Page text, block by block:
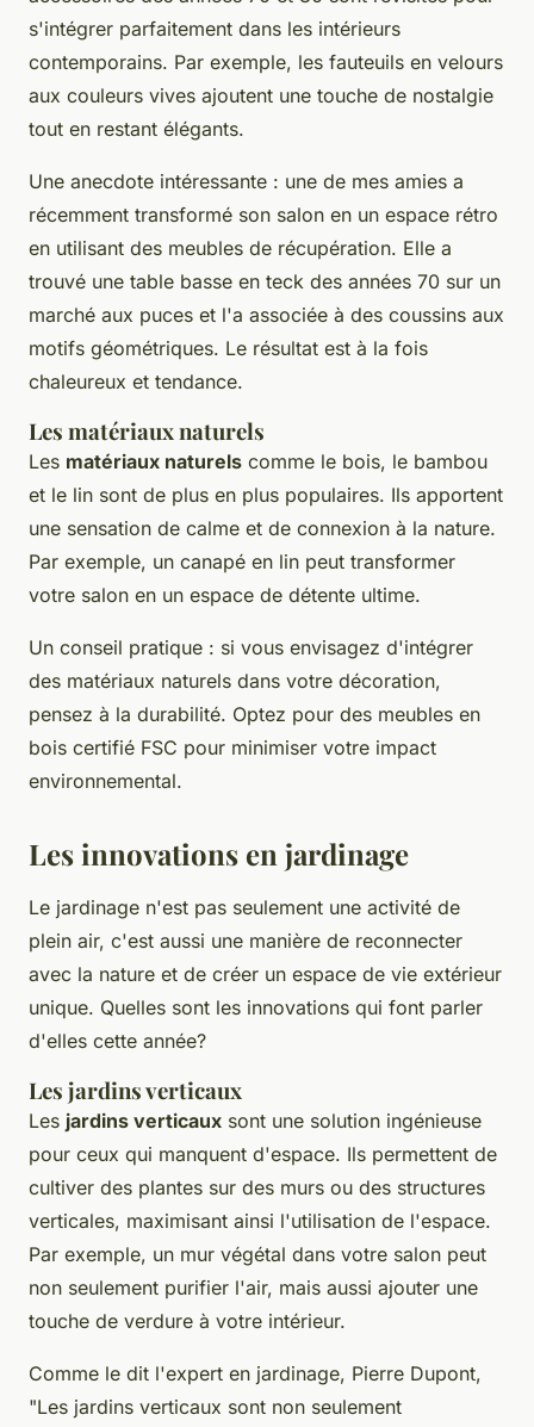
s'intégrer parfaitement dans les intérieurs
contemporains. Par exemple, les fauteuils en velours
aux couleurs vives ajoutent une touche de nostalgie
tout en restant élégants.
Une anecdote intéressante : une de mes amies a
récemment transformé son salon en un espace rétro
en utilisant des meubles de récupération. Elle a
trouvé une table basse en teck des années 70 sur un
marché aux puces et l'a associée à des coussins aux
motifs géométriques. Le résultat est à la fois
chaleureux et tendance.
Les matériaux naturels
Les matériaux naturels comme le bois, le bambou
et le lin sont de plus en plus populaires. Ils apportent
une sensation de calme et de connexion à la nature.
Par exemple, un canapé en lin peut transformer
votre salon en un espace de détente ultime.
Un conseil pratique : si vous envisagez d'intégrer
des matériaux naturels dans votre décoration,
pensez à la durabilité. Optez pour des meubles en
bois certifié FSC pour minimiser votre impact
environnemental.
Les innovations en jardinage
Le jardinage n'est pas seulement une activité de
plein air, c'est aussi une manière de reconnecter
avec la nature et de créer un espace de vie extérieur
unique. Quelles sont les innovations qui font parler
d'elles cette année?
Les jardins verticaux
Les jardins verticaux sont une solution ingénieuse
pour ceux qui manquent d'espace. Ils permettent de
cultiver des plantes sur des murs ou des structures
verticales, maximisant ainsi l'utilisation de l'espace.
Par exemple, un mur végétal dans votre salon peut
non seulement purifier l'air, mais aussi ajouter une
touche de verdure à votre intérieur.
Comme le dit l'expert en jardinage, Pierre Dupont,
"Les jardins verticaux sont non seulement